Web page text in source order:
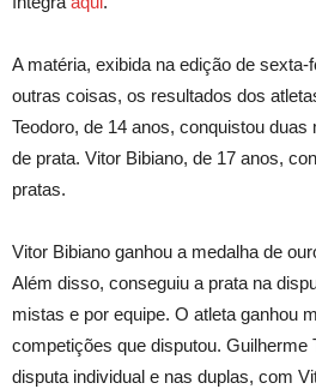
A matéria, exibida na edição de
outras coisas, os resultados dos
Teodoro, de 14 anos, conquistou
de prata. Vitor Bibiano, de 17 anos,
pratas.
Vitor Bibiano ganhou a medalha de
Além disso, conseguiu a prata na
mistas e por equipe. O atleta ganhou
competições que disputou. Guilherme
disputa individual e nas duplas, com